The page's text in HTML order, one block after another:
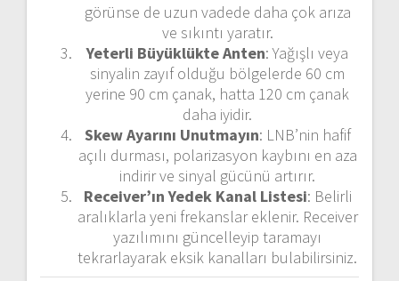
görünse de uzun vadede daha çok arıza
ve sıkıntı yaratır.
Yeterli Büyüklükte Anten: Yağışlı veya
sinyalin zayıf olduğu bölgelerde 60 cm
yerine 90 cm çanak, hatta 120 cm çanak
daha iyidir.
Skew Ayarını Unutmayın: LNB’nin hafif
açılı durması, polarizasyon kaybını en aza
indirir ve sinyal gücünü artırır.
Receiver’ın Yedek Kanal Listesi: Belirli
aralıklarla yeni frekanslar eklenir. Receiver
yazılımını güncelleyip taramayı
tekrarlayarak eksik kanalları bulabilirsiniz.